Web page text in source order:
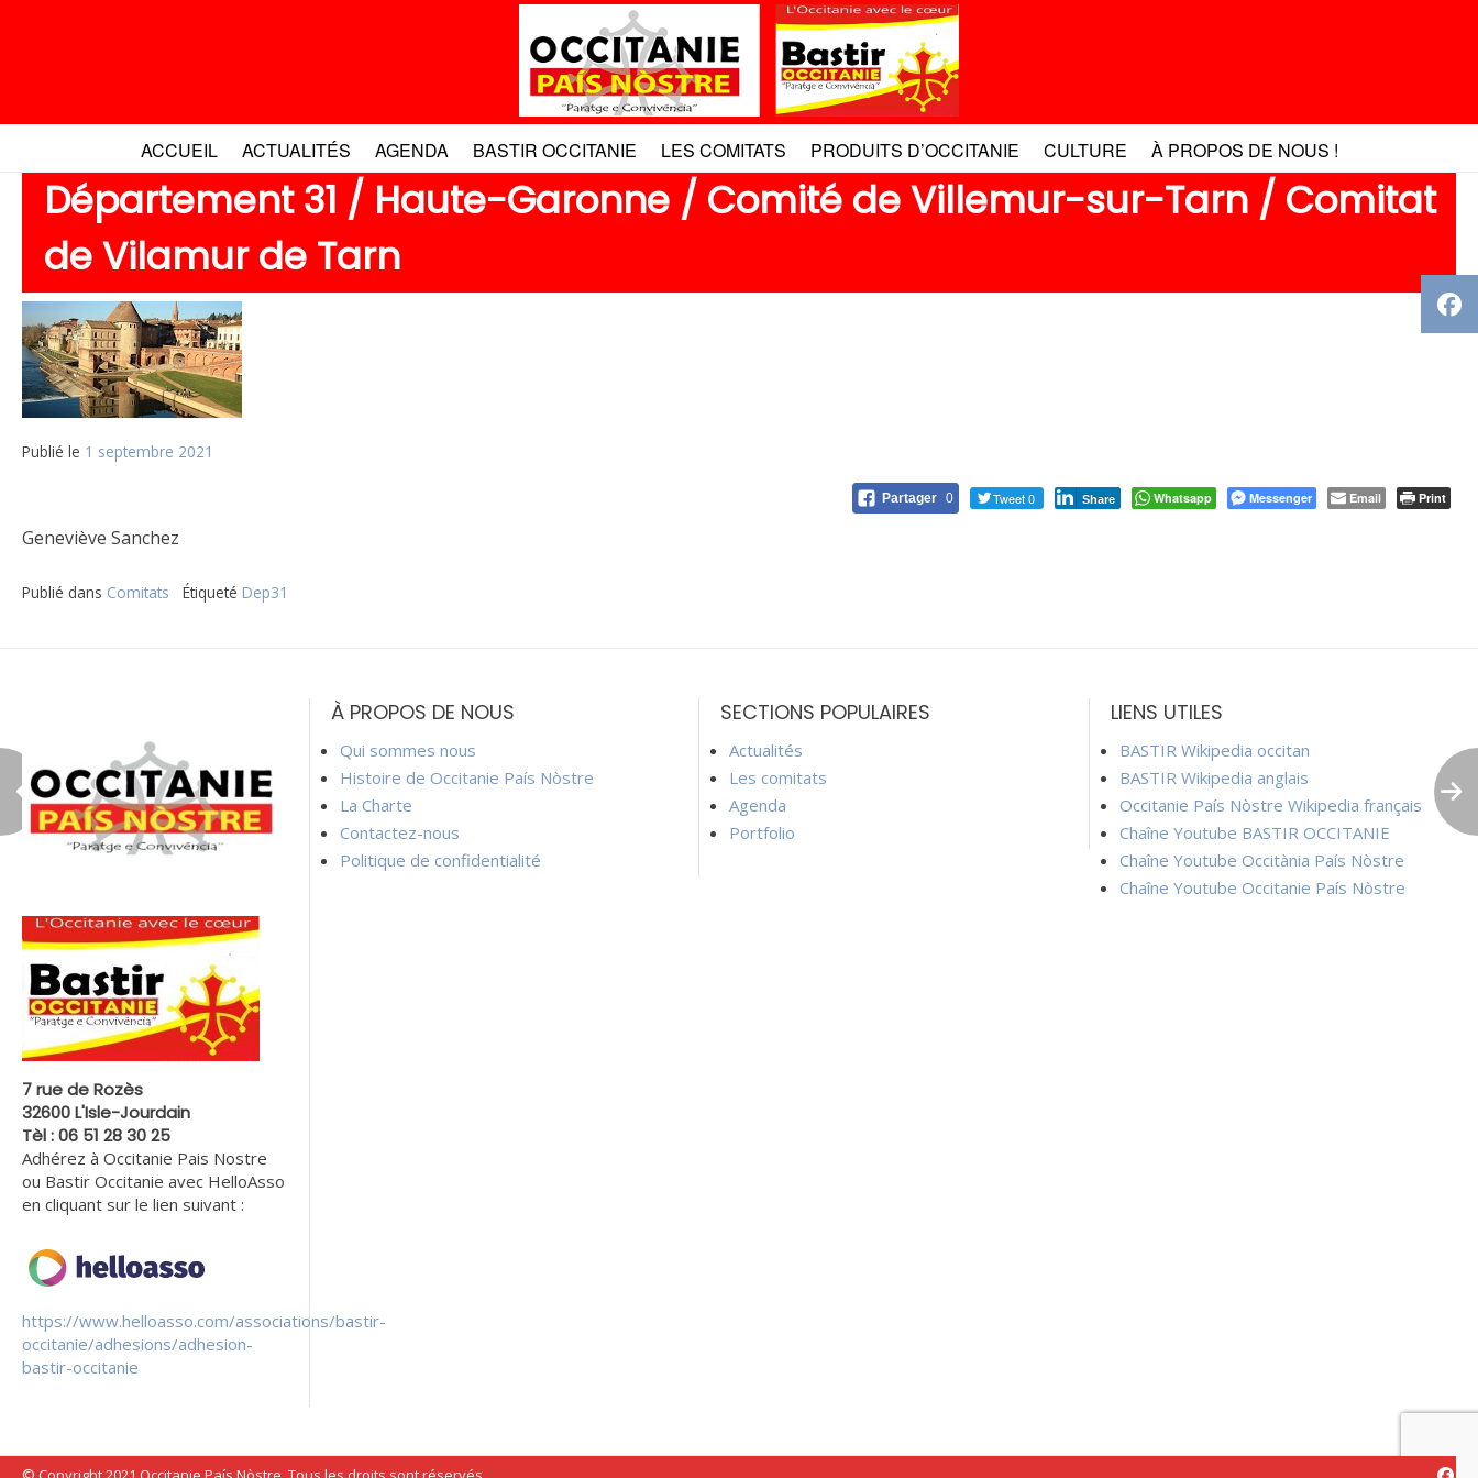
ACCUEIL ACTUALITÉS AGENDA BASTIR OCCITANIE LES COMITATS PRODUITS D’OCCITANIE CULTURE À PROPOS DE NOUS !
Département 31 / Haute-Garonne / Comité de Villemur-sur-Tarn / Comitat
de Vilamur de Tarn
Publié le 1 septembre 2021
Partager 0 Tweet 0 Share Whatsapp Messenger Email Print
Geneviève Sanchez
Publié dans Comitats Étiqueté Dep31
l’article
7 rue de Rozès
32600 L'Isle-Jourdain
Tèl : 06 51 28 30 25
Adhérez à Occitanie Pais Nostre
ou Bastir Occitanie avec HelloAsso
en cliquant sur le lien suivant :
https://www.helloasso.com/associations/bastir-
occitanie/adhesions/adhesion-
bastir-occitanie
À PROPOS DE NOUS
Qui sommes nous
Histoire de Occitanie País Nòstre
La Charte
Contactez-nous
Politique de confidentialité
SECTIONS POPULAIRES
Actualités
Les comitats
Agenda
Portfolio
LIENS UTILES
BASTIR Wikipedia occitan
BASTIR Wikipedia anglais
Occitanie País Nòstre Wikipedia français
Chaîne Youtube BASTIR OCCITANIE
Chaîne Youtube Occitània País Nòstre
Chaîne Youtube Occitanie País Nòstre